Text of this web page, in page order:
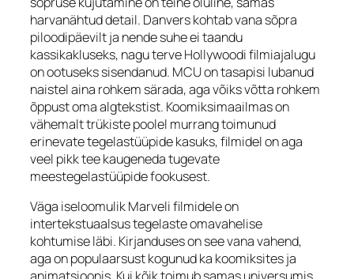
harvanähtud detail. Danvers kohtab vana sõpra
piloodipäevilt ja nende suhe ei taandu
kassikakluseks, nagu terve Hollywoodi filmiajalugu
on ootuseks sisendanud. MCU on tasapisi lubanud
naistel aina rohkem särada, aga võiks võtta rohkem
õppust oma algtekstist. Koomiksimaailmas on
vähemalt trükiste poolel murrang toimunud
erinevate tegelastüüpide kasuks, filmidel on aga
veel pikk tee kaugeneda tugevate
meestegelastüüpide fookusest.
Väga iseloomulik Marveli filmidele on
intertekstuaalsus tegelaste omavahelise
kohtumise läbi. Kirjanduses on see vana vahend,
aga on populaarsust kogunud ka koomiksites ja